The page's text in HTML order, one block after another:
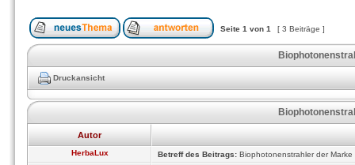
Seite 1 von 1 [ 3 Beiträge ]
Druckansicht
Autor
HerbaLux Betreff des Beitrags: Biophotonenstrahler der